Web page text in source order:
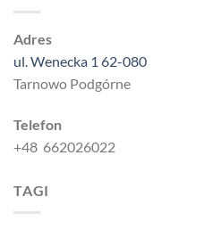
Adres
ul. Wenecka 1 62-080
Tarnowo Podgórne
Telefon
+48 662026022
TAGI